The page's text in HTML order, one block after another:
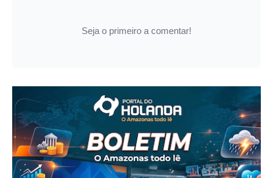
Seja o primeiro a comentar!